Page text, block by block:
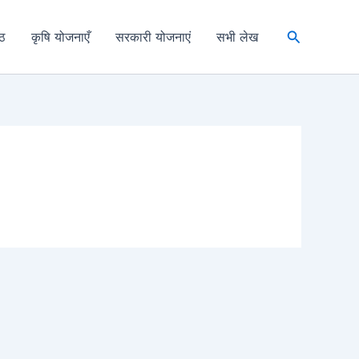
कृषि योजनाएँ सरकारी योजनाएं सभी लेख Search